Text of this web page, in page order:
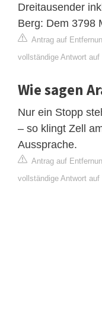
Dreitausender
Berg: Dem 3798
Antrag auf
vollständige Antwort
Wie sagen
Nur ein Stopp
– so klingt Zell
Aussprache.
Antrag auf
vollständige Antwort auf